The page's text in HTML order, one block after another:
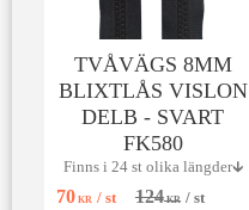
TVÅVÄGS 8MM
BLIXTLÅS VISLON
DELB - SVART
FK580
Finns i 24 st olika längder🡳
70KR / st 124KR / st